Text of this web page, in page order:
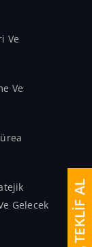
Ve
Ve
Gelecek
TEKLİF AL